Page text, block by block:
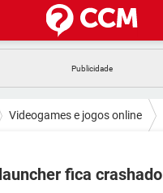
FACEBOOK
GMAIL
WHATSAPP
WHATSAPP
Videogames e jogos online
fica crashado